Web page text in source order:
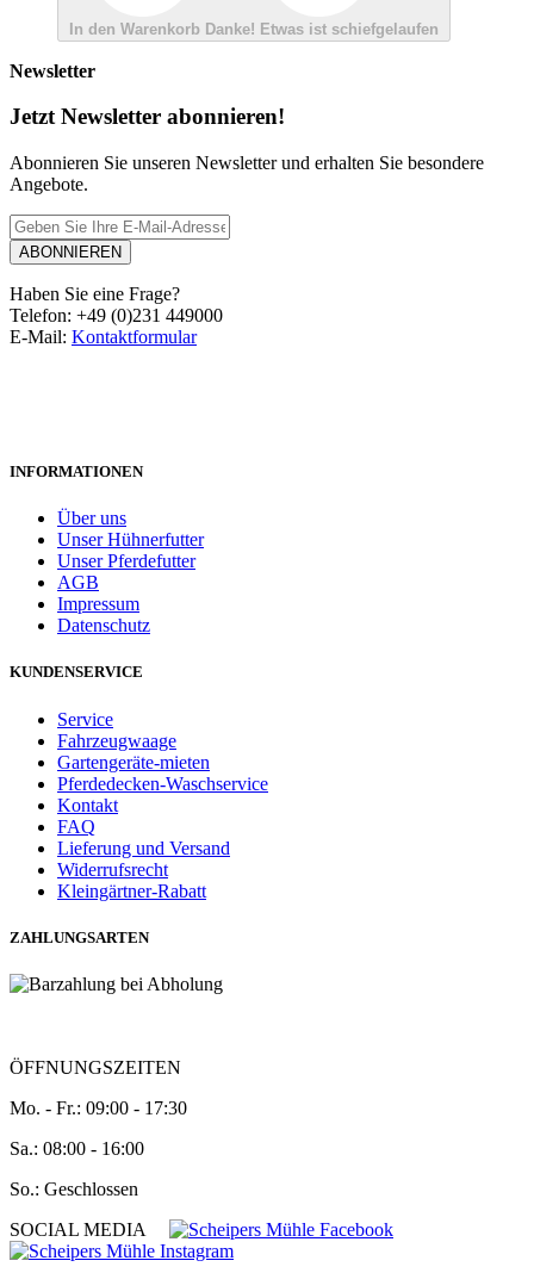
In den Warenkorb Danke! Etwas ist schiefgelaufen
Newsletter
Jetzt Newsletter abonnieren!
Abonnieren Sie unseren Newsletter und erhalten Sie besondere
Angebote.
ABONNIEREN
Haben Sie eine Frage?
Telefon: +49 (0)231 449000
E-Mail: Kontaktformular
INFORMATIONEN
Über uns
Unser Hühnerfutter
Unser Pferdefutter
AGB
Impressum
Datenschutz
KUNDENSERVICE
Service
Fahrzeugwaage
Gartengeräte-mieten
Pferdedecken-Waschservice
Kontakt
FAQ
Lieferung und Versand
Widerrufsrecht
Kleingärtner-Rabatt
ZAHLUNGSARTEN
ÖFFNUNGSZEITEN
Mo. - Fr.: 09:00 - 17:30
Sa.: 08:00 - 16:00
So.: Geschlossen
SOCIAL MEDIA